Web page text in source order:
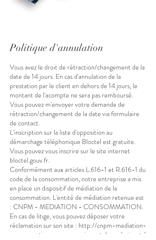
Politique d'annulation
Vous avez le droit de rétraction/changement de la
date de 14 jours. En cas d'annulation de la
prestation par le client en dehors de 14 jours, le
montant de l'acompte ne sera pas remboursé.
Vous pouvez m'envoyer votre demande de
rétraction/changement de la date via formulaire
de contact.
L'inscription sur la liste d'opposition au
démarchage téléphonique Bloctel est gratuite.
Vous pouvez vous inscrire sur le site internet
bloctel.gouv.fr.
Conformément aux articles L.616-1 et R.616-1 du
code de la consommation, notre entreprise a mis
en place un dispositif de médiation de la
consommation. L'entité de médiation retenue est
: CNPM - MEDIATION - CONSOMMATION.
En cas de litige, vous pouvez déposer votre
réclamation sur son site : http://cnpm-mediation-
consommation.eu ou par voie postale en écrivant à